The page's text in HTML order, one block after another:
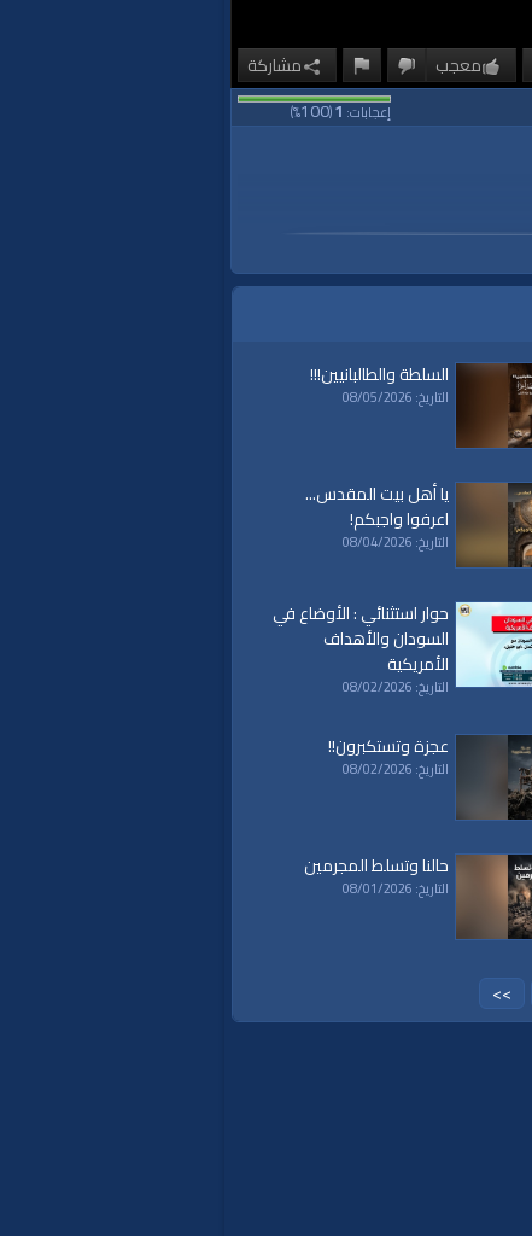
معجب مشاركة
إعجابات:1
(
100
%)
السلطة والطالبانيين!!!
التاريخ: 08/05/2026
يا أهل بيت المقدس...
اعرفوا واجبكم!
التاريخ: 08/04/2026
حوار استثنائي : الأوضاع في
السودان والأهداف
الأمريكية
التاريخ: 08/02/2026
عجزة وتستكبرون!!
التاريخ: 08/02/2026
حالنا وتسلط المجرمين
التاريخ: 08/01/2026
>>